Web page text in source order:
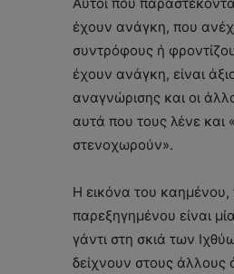
έχουν ανάγκη, που
συντρόφους ή
έχουν ανάγκη, είναι
αναγνώρισης και οι
αυτά που τους λένε και
στενοχωρούν».
Η εικόνα του καημένου,
παρεξηγημένου είναι
γάντι στη σκιά των
δείχνουν στους άλλους